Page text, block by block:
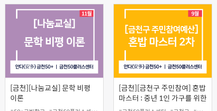
[금천][나눔교실] 문학 비평
이론
[금천][금천구 주민참여] 혼밥
마스터 : 중년 1인 가구를 위한
손쉬운 요리 2차